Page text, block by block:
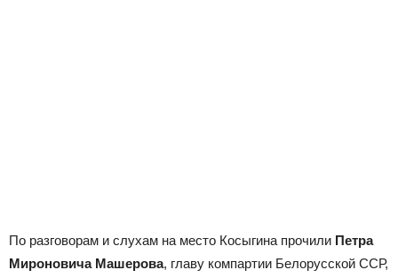
По разговорам и слухам на место Косыгина прочили Петра
Мироновича Машерова, главу компартии Белорусской ССР,